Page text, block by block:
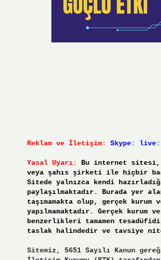
Reklam ve İletişim: Skype:
Yasal Uyarı:
Bu internet sitesi,
veya şahıs şirketi ile hiçbir
Sitede yalnızca kendi
paylaşılmaktadır. Burada yer
taşımamakta olup, gerçek kurum
yapılmamaktadır. Gerçek
benzerlikleri tamamen
taslak halindedir ve tavsiye
Sitemiz, 5651 Sayılı Kanun